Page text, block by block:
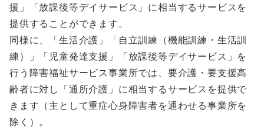
援」「放課後等デイサービス」に相当するサービスを
提供することができます。
同様に、「生活介護」「自立訓練（機能訓練・生活訓
練）」「児童発達支援」「放課後等デイサービス」を
行う障害福祉サービス事業所では、要介護・要支援高
齢者に対し「通所介護」に相当するサービスを提供で
きます（主として重症心身障害者を通わせる事業所を
除く）。